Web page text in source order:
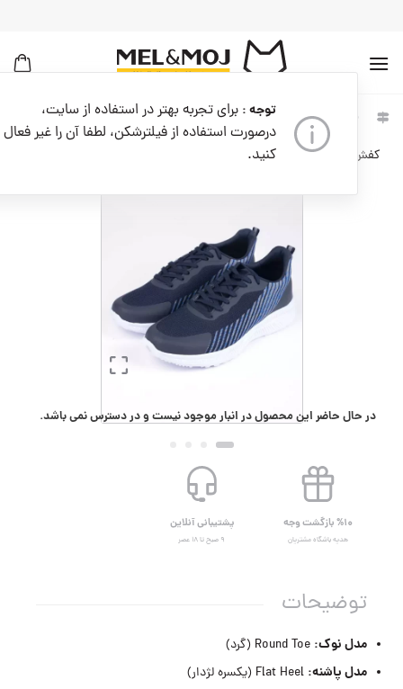
توجه : برای تجربه بهتر در استفاده از سایت،
درصورت استفاده از فیلترشکن، لطفا آن را غیر فعال
کنید.
بروید
مردانه کفش مردانه کفش ورزشی مردانه
کفش ورزشی مردانه کد M08419-400
در حال حاضر این محصول در انبار موجود نیست و در دسترس نمی باشد.
%۱۰ بازگشت وجه
هدیه باشگاه مشتریان
پشتیبانی آنلاین
۹ صبح تا ۱۸ عصر
توضیحات
مدل نوک:
مدل پاشنه: